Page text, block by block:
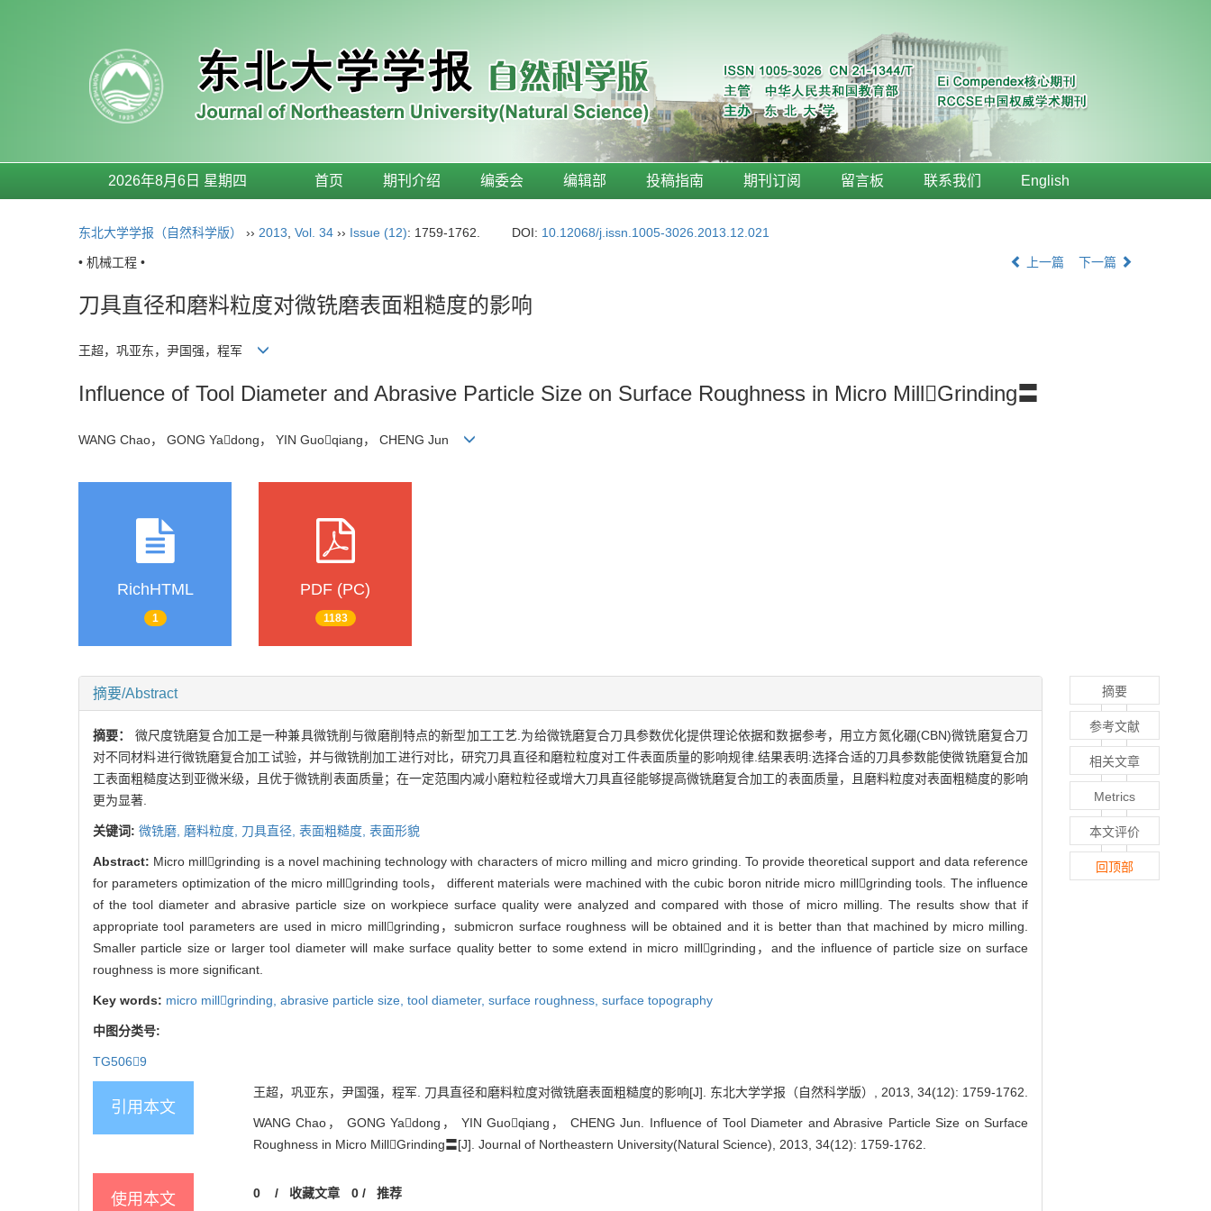
2026年8月6日 星期四 首页 期刊介绍 编委会 编辑部 投稿指南 期刊订阅 留言板 联系我们 English
东北大学学报（自然科学版） ›› 2013 Vol. 34 ›› Issue (12): 1759-1762. DOI: 10.12068/j.issn.1005-3026.2013.12.021
• 机械工程 • 上一篇 下一篇
刀具直径和磨料粒度对微铣磨表面粗糙度的影响
王超，巩亚东，尹国强，程军
Influence of Tool Diameter and Abrasive Particle Size on Surface Roughness in Micro MillGrinding〓
WANG Chao， GONG Yadong， YIN Guoqiang， CHENG Jun
RichHTML
1
PDF (PC)
1183
摘要/Abstract
摘要： 微尺度铣磨复合加工是一种兼具微铣削与微磨削特点的新型加工工艺.为给微铣磨复合刀具参数优化提供理论依据和数据参考，用立方氮化硼(CBN)微铣磨复合刀
对不同材料进行微铣磨复合加工试验，并与微铣削加工进行对比，研究刀具直径和磨粒粒度对工件表面质量的影响规律.结果表明:选择合适的刀具参数能使微铣磨复合加
工表面粗糙度达到亚微米级，且优于微铣削表面质量；在一定范围内减小磨粒粒径或增大刀具直径能够提高微铣磨复合加工的表面质量，且磨料粒度对表面粗糙度的影响
更为显著.
关键词: 微铣磨, 磨料粒度, 刀具直径, 表面粗糙度, 表面形貌
Abstract: Micro millgrinding is a novel machining technology with characters of micro milling and micro grinding. To provide theoretical support and data reference
for parameters optimization of the micro millgrinding tools， different materials were machined with the cubic boron nitride micro millgrinding tools. The influence
of the tool diameter and abrasive particle size on workpiece surface quality were analyzed and compared with those of micro milling. The results show that if
appropriate tool parameters are used in micro millgrinding，submicron surface roughness will be obtained and it is better than that machined by micro milling.
Smaller particle size or larger tool diameter will make surface quality better to some extend in micro millgrinding，and the influence of particle size on surface
roughness is more significant.
Key words: micro millgrinding, abrasive particle size, tool diameter, surface roughness, surface topography
中图分类号:
TG5069
引用本文
王超，巩亚东，尹国强，程军. 刀具直径和磨料粒度对微铣磨表面粗糙度的影响[J]. 东北大学学报（自然科学版）, 2013, 34(12): 1759-1762.
WANG Chao， GONG Yadong， YIN Guoqiang， CHENG Jun. Influence of Tool Diameter and Abrasive Particle Size on Surface
Roughness in Micro MillGrinding〓[J]. Journal of Northeastern University(Natural Science), 2013, 34(12): 1759-1762.
使用本文 0 / 收藏文章 0/ 推荐
摘要
参考文献
相关文章
Metrics
本文评价
回顶部